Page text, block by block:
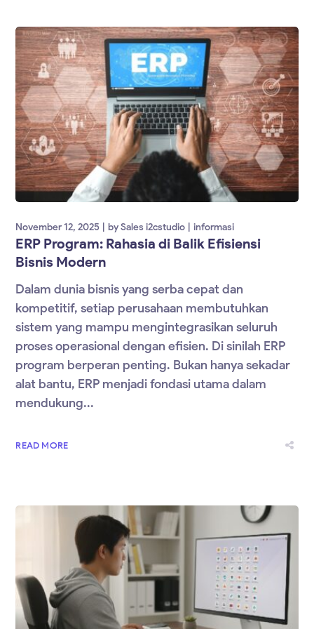
November 12, 2025 bySales i2cstudio informasi
ERP Program: Rahasia di Balik Efisiensi
Bisnis Modern
Dalam dunia bisnis yang serba cepat dan
kompetitif, setiap perusahaan membutuhkan
sistem yang mampu mengintegrasikan seluruh
proses operasional dengan efisien. Di sinilah ERP
program berperan penting. Bukan hanya sekadar
alat bantu, ERP menjadi fondasi utama dalam
mendukung...
READ MORE